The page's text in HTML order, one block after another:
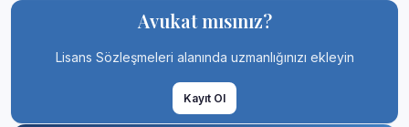
Avukat mısınız?
Lisans Sözleşmeleri alanında uzmanlığınızı ekleyin
Kayıt Ol